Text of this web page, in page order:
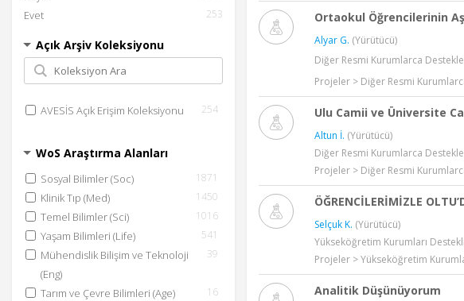
ERİŞİLEBİLİR VE TEMİZ ENERJİ 40
CİNSİYET EŞİTLİĞİ
SUDAKİ YAŞAM
Evet 253
Açık Arşiv Koleksiyonu
AVESİS Açık Erişim Koleksiyonu 254
WoS Araştırma Alanları
Sosyal Bilimler (Soc) 1871
Klinik Tıp (Med) 1450
Temel Bilimler (Sci) 1016
Yaşam Bilimleri (Life) 541
Mühendislik Bilişim ve Teknoloji
(Eng)
39
Tarım ve Çevre Bilimleri (Age) 16
Ortaokul Öğrencilerinin
Alyar G. (Yürütücü)
Diğer Resmi Kurumlarca
Projeler > Diğer Resmi
Ulu Camii ve Üniversite
Altun İ. (Yürütücü)
Diğer Resmi Kurumlarca
Projeler > Diğer Resmi
ÖĞRENCİLERİMİZLE
Selçuk K. (Yürütücü)
Yükseköğretim Kurumları
Projeler > Yükseköğretim
Analitik Düşünüyorum